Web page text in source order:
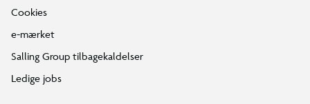
Cookies
e-mærket
Salling Group tilbagekaldelser
Ledige jobs